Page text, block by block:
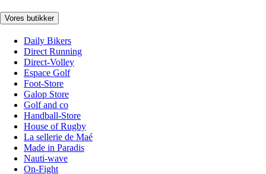
Vores butikker
Daily Bikers
Direct Running
Direct-Volley
Espace Golf
Foot-Store
Galop Store
Golf and co
Handball-Store
House of Rugby
La sellerie de Maé
Made in Paradis
Nauti-wave
On-Fight